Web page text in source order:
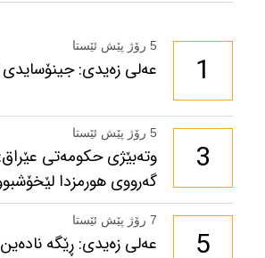
1
5 رۆژ پێش ئێستا
عەلی زەیدی: جینۆسایدی
3
5 رۆژ پێش ئێستا
وتەبێژی حکومەتی
گەرووی هورمزدا
5
7 رۆژ پێش ئێستا
عەلی زەیدی: ڕێگە